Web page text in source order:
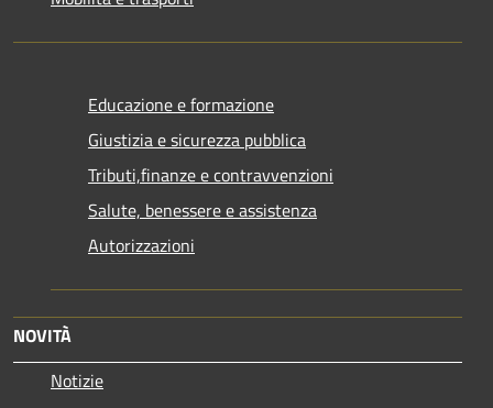
Educazione e formazione
Giustizia e sicurezza pubblica
Tributi,finanze e contravvenzioni
Salute, benessere e assistenza
Autorizzazioni
NOVITÀ
Notizie